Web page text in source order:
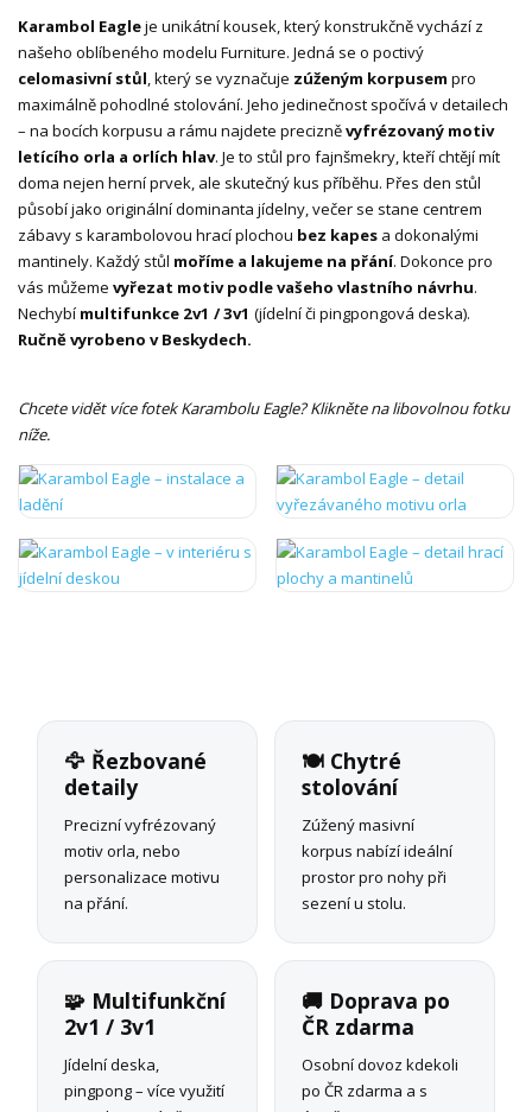
Karambol Eagleje unikátní kousek, který konstrukčně vychází z
našeho oblíbeného modelu Furniture. Jedná se o poctivý
celomasivní stůl, který se vyznačuje zúženým korpusem pro
maximálně pohodlné stolování. Jeho jedinečnost spočívá v detailech
– na bocích korpusu a rámu najdete precizněvyfrézovaný motiv
letícího orla a orlích hlav. Je to stůl pro fajnšmekry, kteří chtějí mít
doma nejen herní prvek, ale skutečný kus příběhu. Přes den stůl
působí jako originální dominanta jídelny, večer se stane centrem
zábavy s karambolovou hrací plochou bez kapes a dokonalými
mantinely. Každý stůl moříme a lakujeme na přání. Dokonce pro
vás můžeme vyřezat motiv podle vašeho vlastního návrhu.
Nechybí multifunkce 2v1 / 3v1 (jídelní či pingpongová deska).
Ručně vyrobeno v Beskydech.
Chcete vidět více fotek Karambolu Eagle? Klikněte na libovolnou fotku
níže.
🦅 Řezbované
detaily
Precizní vyfrézovaný
motiv orla, nebo
personalizace motivu
na přání.
🍽️ Chytré
stolování
Zúžený masivní
korpus nabízí ideální
prostor pro nohy při
sezení u stolu.
🧩 Multifunkční
2v1 / 3v1
Jídelní deska,
pingpong – více využití
🚚 Doprava po
ČR zdarma
Osobní dovoz kdekoli
po ČR zdarma a s